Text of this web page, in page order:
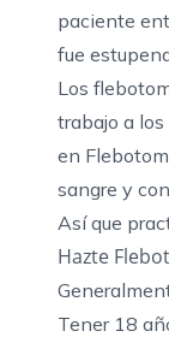
paciente
fue
Los
trabajo a
en
sangre y
Así que
Hazte
Tener 18